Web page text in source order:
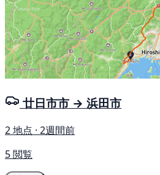
廿日市市 → 浜田市
2 地点 · 2週間前
5 閲覧